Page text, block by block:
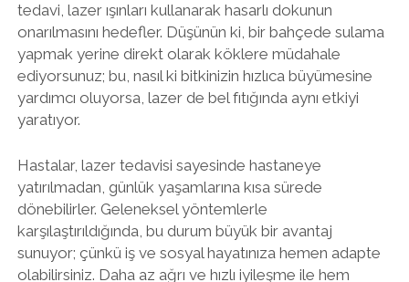
tedavi, lazer ışınları kullanarak hasarlı dokunun
onarılmasını hedefler. Düşünün ki, bir bahçede sulama
yapmak yerine direkt olarak köklere müdahale
ediyorsunuz; bu, nasıl ki bitkinizin hızlıca büyümesine
yardımcı oluyorsa, lazer de bel fıtığında aynı etkiyi
yaratıyor.
Hastalar, lazer tedavisi sayesinde hastaneye
yatırılmadan, günlük yaşamlarına kısa sürede
dönebilirler. Geleneksel yöntemlerle
karşılaştırıldığında, bu durum büyük bir avantaj
sunuyor; çünkü iş ve sosyal hayatınıza hemen adapte
olabilirsiniz. Daha az ağrı ve hızlı iyileşme ile hem